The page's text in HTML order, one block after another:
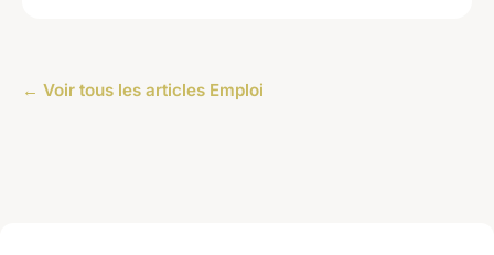
← Voir tous les articles Emploi